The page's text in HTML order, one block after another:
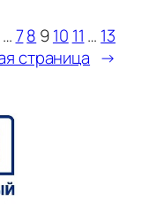
…78 910 11 … 13
страница →